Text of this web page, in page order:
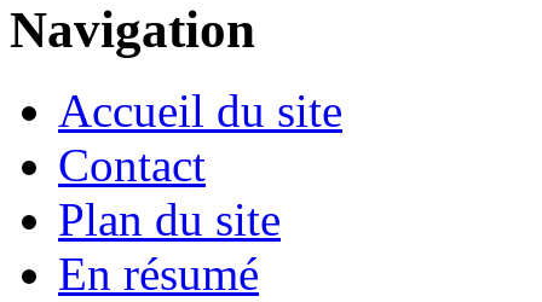
Navigation
Accueil du site
Contact
Plan du site
En résumé